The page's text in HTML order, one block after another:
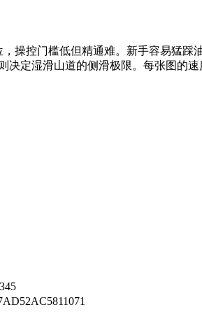
操控门槛低但精通难。新手容易猛
决定湿滑山道的侧滑极限。每张图的